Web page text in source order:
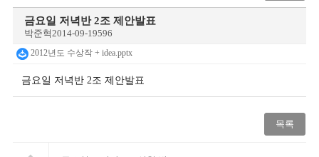
금요일 저녁반 2조 제안발표
박준혁2014-09-19596
2012년도 수상작 + idea.pptx
금요일 저녁반 2조 제안발표
목록